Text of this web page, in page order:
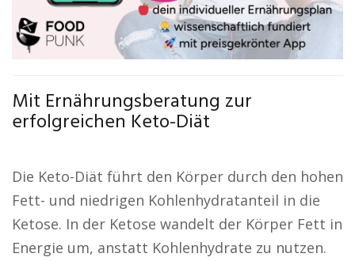
Mit Ernährungsberatung zur
erfolgreichen Keto-Diät
Die Keto-Diät führt den Körper durch den hohen
Fett- und niedrigen Kohlenhydratanteil in die
Ketose. In der Ketose wandelt der Körper Fett in
Energie um, anstatt Kohlenhydrate zu nutzen.